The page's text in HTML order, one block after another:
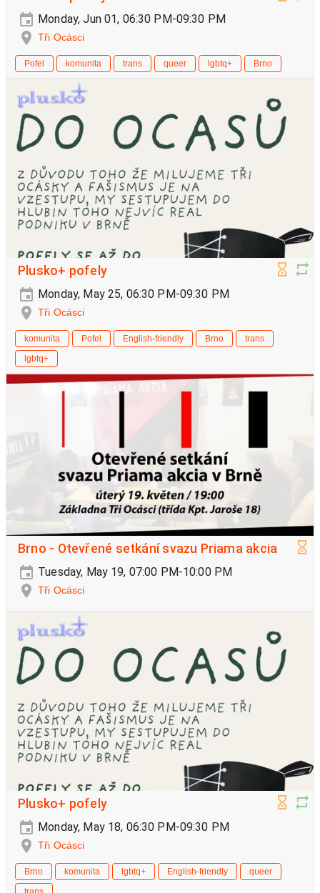
Monday, Jun 01, 06:30 PM-09:30 PM
Tři Ocásci
Pofel komunita trans queer lgbtq+ Brno
Plusko+ pofely
Monday, May 25, 06:30 PM-09:30 PM
Tři Ocásci
komunita Pofel English-friendly Brno
trans
lgbtq+
Brno - Otevřené setkání svazu Priama akcia
Tuesday, May 19, 07:00 PM-10:00 PM
Tři Ocásci
Plusko+ pofely
Monday, May 18, 06:30 PM-09:30 PM
Tři Ocásci
Brno komunita lgbtq+ English-friendly
queer